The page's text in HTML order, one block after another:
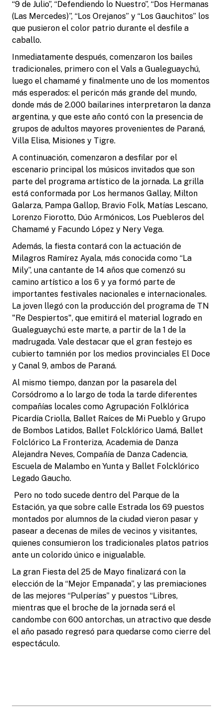
“9 de Julio”, “Defendiendo lo Nuestro”, “Dos Hermanas
(Las Mercedes)”, “Los Orejanos” y “Los Gauchitos” los
que pusieron el color patrio durante el desfile a
caballo.
Inmediatamente después, comenzaron los bailes
tradicionales, primero con el Vals a Gualeguaychú,
luego el chamamé y finalmente uno de los momentos
más esperados: el pericón más grande del mundo,
donde más de 2.000 bailarines interpretaron la danza
argentina, y que este año contó con la presencia de
grupos de adultos mayores provenientes de Paraná,
Villa Elisa, Misiones y Tigre.
A continuación, comenzaron a desfilar por el
escenario principal los músicos invitados que son
parte del programa artístico de la jornada. La grilla
está conformada por Los hermanos Gallay, Milton
Galarza, Pampa Gallop, Bravio Folk, Matías Lescano,
Lorenzo Fiorotto, Dúo Armónicos, Los Puebleros del
Chamamé y Facundo López y Nery Vega.
Además, la fiesta contará con la actuación de
Milagros Ramírez Ayala, más conocida como “La
Mily”, una cantante de 14 años que comenzó su
camino artístico a los 6 y ya formó parte de
importantes festivales nacionales e internacionales.
La joven llegó con la producción del programa de TN
"Re Despiertos", que emitirá el material logrado en
Gualeguaychú este marte, a partir de la 1 de la
madrugada. Vale destacar que el gran festejo es
cubierto tamnién por los medios provinciales El Doce
y Canal 9, ambos de Paraná.
Al mismo tiempo, danzan por la pasarela del
Corsódromo a lo largo de toda la tarde diferentes
compañías locales como Agrupación Folklórica
Picardía Criolla, Ballet Raíces de Mi Pueblo y Grupo
de Bombos Latidos, Ballet Folcklórico Uamá, Ballet
Folclórico La Fronteriza, Academia de Danza
Alejandra Neves, Compañía de Danza Cadencia,
Escuela de Malambo en Yunta y Ballet Folcklórico
Legado Gaucho.
Pero no todo sucede dentro del Parque de la
Estación, ya que sobre calle Estrada los 69 puestos
montados por alumnos de la ciudad vieron pasar y
pasear a decenas de miles de vecinos y visitantes,
quienes consumieron los tradicionales platos patrios
ante un colorido único e inigualable.
La gran Fiesta del 25 de Mayo finalizará con la
elección de la “Mejor Empanada”, y las premiaciones
de las mejores “Pulperías” y puestos “Libres,
mientras que el broche de la jornada será el
candombe con 600 antorchas, un atractivo que desde
el año pasado regresó para quedarse como cierre del
espectáculo.